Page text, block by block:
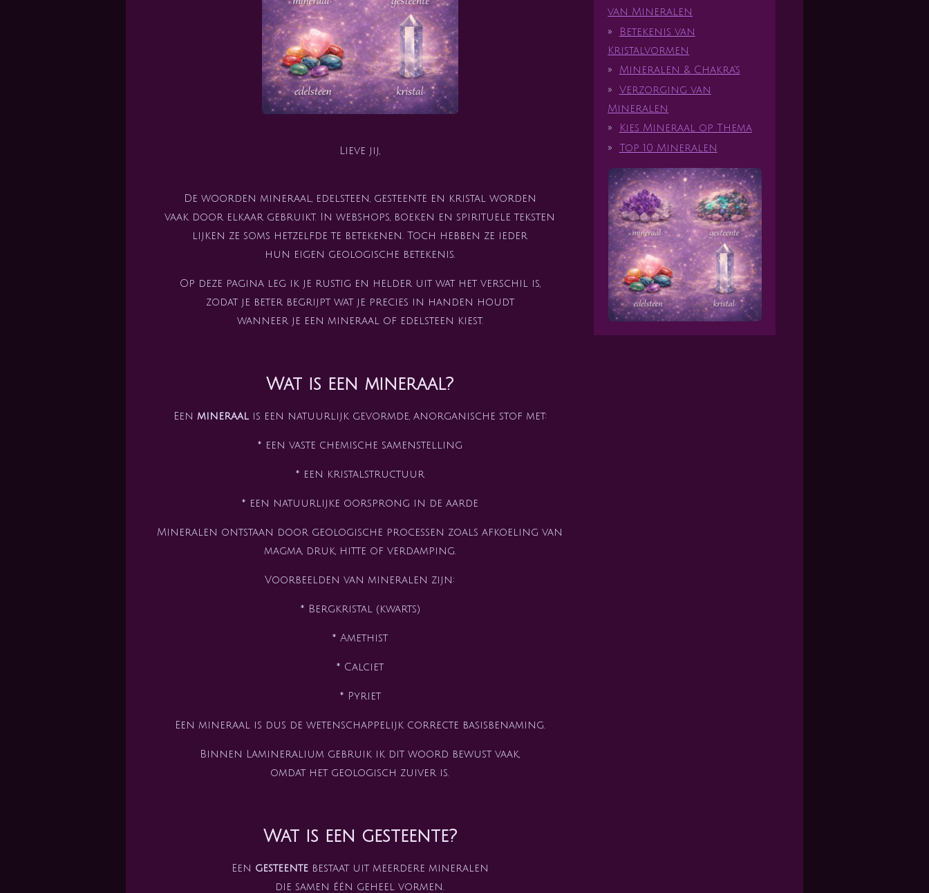
Lieve jij,
De woorden mineraal, edelsteen, gesteente en kristal worden
vaak door elkaar gebruikt. In webshops, boeken en spirituele teksten
lijken ze soms hetzelfde te betekenen. Toch hebben ze ieder
hun eigen geologische betekenis.
Op deze pagina leg ik je rustig en helder uit wat het verschil is,
zodat je beter begrijpt wat je precies in handen houdt
wanneer je een mineraal of edelsteen kiest.
Wat is een mineraal?
Een mineraalis een natuurlijk gevormde, anorganische stof met:
* een vaste chemische samenstelling
* een kristalstructuur
* een natuurlijke oorsprong in de aarde
Mineralen ontstaan door geologische processen zoals afkoeling van
magma, druk, hitte of verdamping.
Voorbeelden van mineralen zijn:
* Bergkristal (kwarts)
* Amethist
* Calciet
* Pyriet
Een mineraal is dus de wetenschappelijk correcte basisbenaming.
Binnen Lamineralium gebruik ik dit woord bewust vaak,
omdat het geologisch zuiver is.
Wat is een gesteente?
Een gesteentebestaat uit meerdere mineralen
die samen één geheel vormen.
van Mineralen
Betekenis van
Kristalvormen
Mineralen & Chakra's
Verzorging van
Mineralen
Kies Mineraal op Thema
Top 10 Mineralen